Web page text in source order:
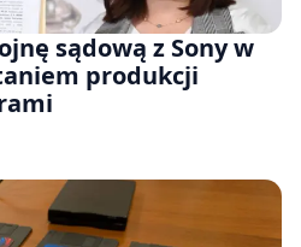
sądową z Sony w
produkcji